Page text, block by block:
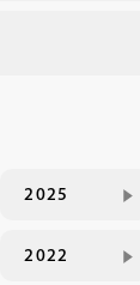
2025
2022